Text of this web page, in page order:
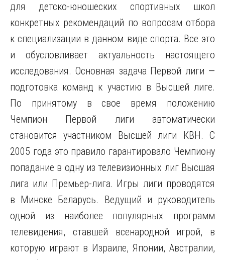
для детско-юношеских спортивных школ
конкретных рекомендаций по вопросам отбора
к специализации в данном виде спорта. Все это
и обусловливает актуальность настоящего
исследования. Основная задача Первой лиги —
подготовка команд к участию в Высшей лиге.
По принятому в свое время положению
Чемпион Первой лиги автоматически
становится участником Высшей лиги КВН. С
2005 года это правило гарантировало Чемпиону
попадание в одну из телевизионных лиг Высшая
лига или Премьер-лига. Игры лиги проводятся
в Минске Беларусь. Ведущий и руководитель
одной из наиболее популярных программ
телевидения, ставшей всенародной игрой, в
которую играют в Израиле, Японии, Австралии,